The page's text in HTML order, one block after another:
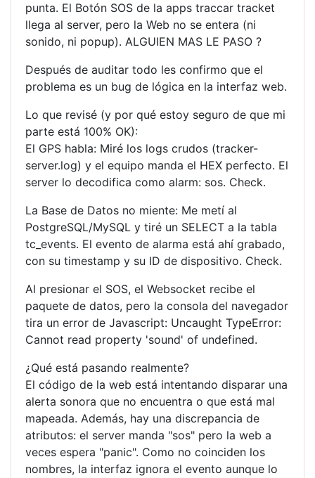
punta. El Botón SOS de la apps traccar tracket
llega al server, pero la Web no se entera (ni
sonido, ni popup). ALGUIEN MAS LE PASO ?
Después de auditar todo les confirmo que el
problema es un bug de lógica en la interfaz web.
Lo que revisé (y por qué estoy seguro de que mi
parte está 100% OK):
El GPS habla: Miré los logs crudos (tracker-
server.log) y el equipo manda el HEX perfecto. El
server lo decodifica como alarm: sos. Check.
La Base de Datos no miente: Me metí al
PostgreSQL/MySQL y tiré un SELECT a la tabla
tc_events. El evento de alarma está ahí grabado,
con su timestamp y su ID de dispositivo. Check.
Al presionar el SOS, el Websocket recibe el
paquete de datos, pero la consola del navegador
tira un error de Javascript: Uncaught TypeError:
Cannot read property 'sound' of undefined.
¿Qué está pasando realmente?
El código de la web está intentando disparar una
alerta sonora que no encuentra o que está mal
mapeada. Además, hay una discrepancia de
atributos: el server manda "sos" pero la web a
veces espera "panic". Como no coinciden los
nombres, la interfaz ignora el evento aunque lo